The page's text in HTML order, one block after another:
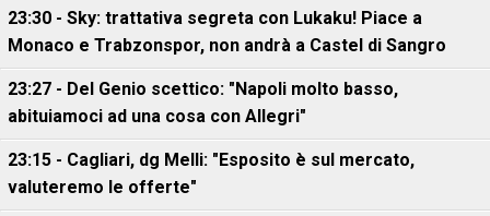
23:30 - Sky: trattativa segreta con Lukaku! Piace a
Monaco e Trabzonspor, non andrà a Castel di Sangro
23:27 - Del Genio scettico: "Napoli molto basso,
abituiamoci ad una cosa con Allegri"
23:15 - Cagliari, dg Melli: "Esposito è sul mercato,
valuteremo le offerte"